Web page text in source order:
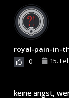
royal-pain-in-
0 15.
keine angst,